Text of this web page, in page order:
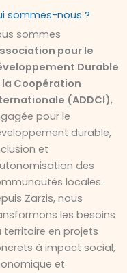
sommes-nous ?
sommes
pour le
Durable
la Coopération
(ADDCI),
pour le
durable,
et
des
locales.
Zarzis, nous
les besoins
territoire en projets
à impact social,
et